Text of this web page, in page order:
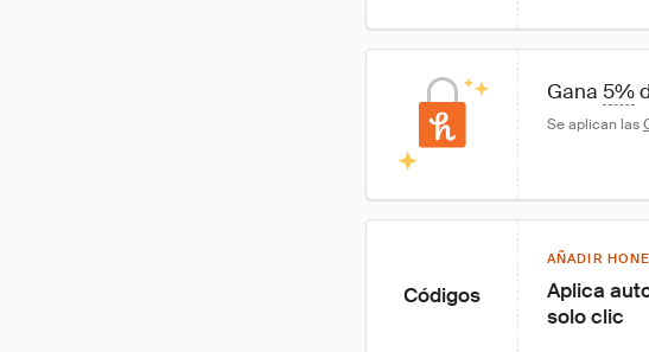
Gana 5%
Se aplican las
Códigos
AÑADIR
Aplica
solo clic